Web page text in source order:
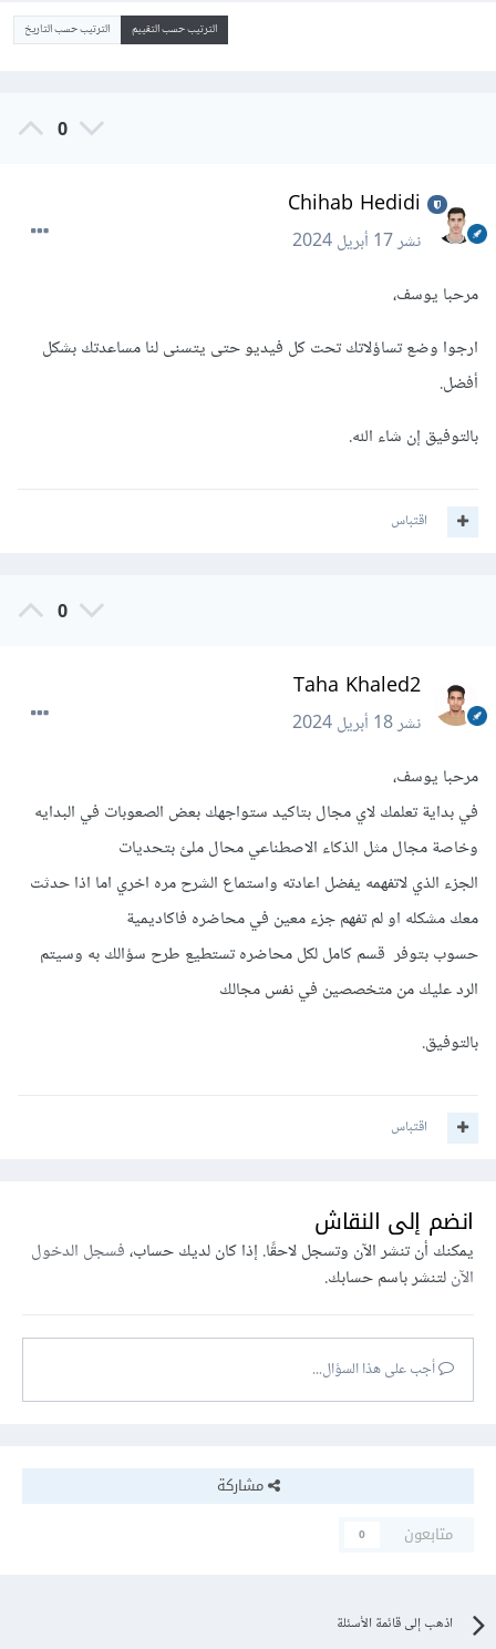
الترتيب حسب التقييم الترتيب حسب التاريخ
0
Chihab Hedidi
نشر17 أبريل 2024
مرحبا يوسف،
ارجوا وضع تساؤلاتك تحت كل فيديو حتى يتسنى لنا مساعدتك بشكل
أفضل.
بالتوفيق إن شاء الله.
اقتباس
0
Taha Khaled2
نشر18 أبريل 2024
مرحبا يوسف،
في بداية تعلمك لاي مجال بتاكيد ستواجهك بعض الصعوبات في البدايه
وخاصة مجال مثل الذكاء الاصطناعي محال ملئ بتحديات
الجزء الذي لاتفهمه يفضل اعادته واستماع الشرح مره اخري اما اذا حدثت
معك مشكله او لم تفهم جزء معين في محاضره فاكاديمية
حسوب بتوفر قسم كامل لكل محاضره تستطيع طرح سؤالك به وسيتم
الرد عليك من متخصصين في نفس مجالك
بالتوفيق.
اقتباس
انضم إلى النقاش
يمكنك أن تنشر الآن وتسجل لاحقًا. إذا كان لديك حساب،فسجل الدخول
الآنلتنشر باسم حسابك.
أجب على هذا السؤال...
مشاركة
متابعون
0
اذهب إلى قائمة الأسئلة